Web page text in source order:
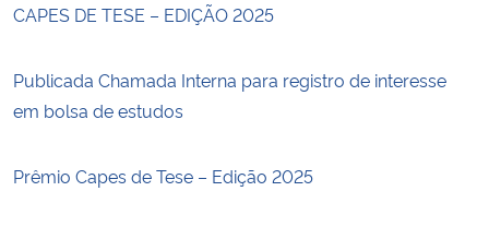
CAPES DE TESE – EDIÇÃO 2025
Publicada Chamada Interna para registro de interesse
em bolsa de estudos
Prêmio Capes de Tese – Edição 2025